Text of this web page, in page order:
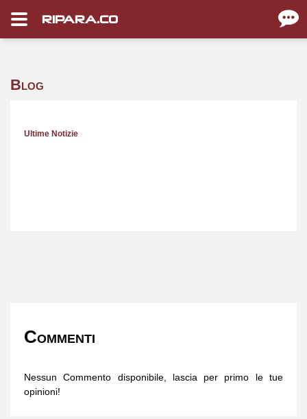
RIPARA.CO
Blog
Ultime Notizie
Commenti
Nessun Commento disponibile, lascia per primo le tue
opinioni!